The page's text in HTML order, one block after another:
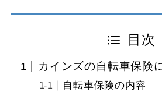
目次
カインズの自転車保険
自転車保険の内容